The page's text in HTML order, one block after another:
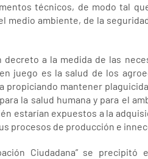
técnicos, de modo tal
medio ambiente, de la
a la medida de las
juego es la salud de los
propiciando mantener
la salud humana y para el
estarían expuestos a la
procesos de producción e
Ciudadana” se